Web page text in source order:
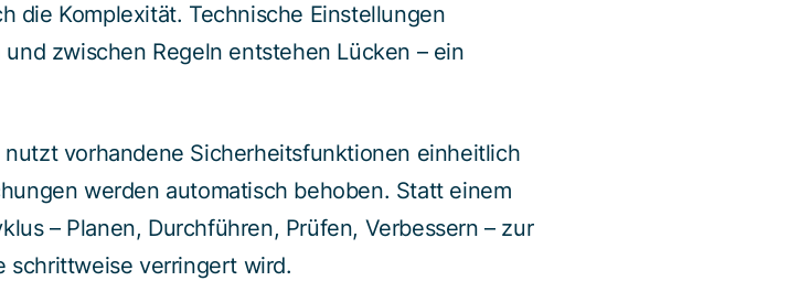
die Komplexität. Technische Einstellungen
zwischen Regeln entstehen Lücken – ein
vorhandene Sicherheitsfunktionen einheitlich
werden automatisch behoben. Statt einem
– Planen, Durchführen, Prüfen, Verbessern – zur
schrittweise verringert wird.